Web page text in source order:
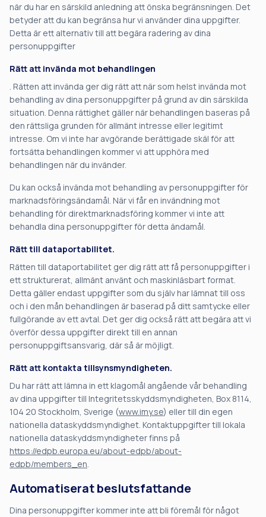
när du har en särskild anledning att önska begränsningen. Det
betyder att du kan begränsa hur vi använder dina uppgifter.
Detta är ett alternativ till att begära radering av dina
personuppgifter
Rätt att invända mot behandlingen
. Rätten att invända ger dig rätt att när som helst invända mot
behandling av dina personuppgifter på grund av din särskilda
situation. Denna rättighet gäller när behandlingen baseras på
den rättsliga grunden för allmänt intresse eller legitimt
intresse. Om vi inte har avgörande berättigade skäl för att
fortsätta behandlingen kommer vi att upphöra med
behandlingen när du invänder.
Du kan också invända mot behandling av personuppgifter för
marknadsföringsändamål. När vi får en invändning mot
behandling för direktmarknadsföring kommer vi inte att
behandla dina personuppgifter för detta ändamål.
Rätt till dataportabilitet.
Rätten till dataportabilitet ger dig rätt att få personuppgifter i
ett strukturerat, allmänt använt och maskinläsbart format.
Detta gäller endast uppgifter som du själv har lämnat till oss
och i den mån behandlingen är baserad på ditt samtycke eller
fullgörande av ett avtal. Det ger dig också rätt att begära att vi
överför dessa uppgifter direkt till en annan
personuppgiftsansvarig, där så är möjligt.
Rätt att kontakta tillsynsmyndigheten.
Du har rätt att lämna in ett klagomål angående vår behandling
av dina uppgifter till Integritetsskyddsmyndigheten, Box 8114,
104 20 Stockholm, Sverige (www.imy.se) eller till din egen
nationella dataskyddsmyndighet. Kontaktuppgifter till lokala
nationella dataskyddsmyndigheter finns på
https://edpb.europa.eu/about-edpb/about-
edpb/members_en.
Automatiserat beslutsfattande
Dina personuppgifter kommer inte att bli föremål för något